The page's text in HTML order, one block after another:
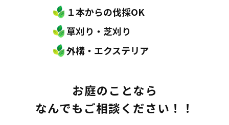
１本からの伐採OK
草刈り・芝刈り
外構・エクステリア
お庭のことなら
なんでもご相談ください！！